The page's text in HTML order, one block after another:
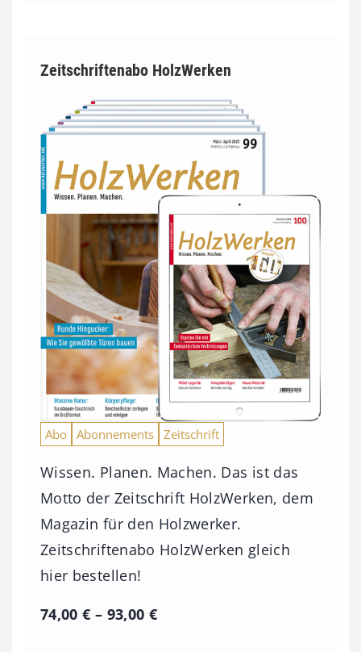
Zeitschriftenabo HolzWerken
Abo Abonnements Zeitschrift
Wissen. Planen. Machen. Das ist das
Motto der Zeitschrift HolzWerken, dem
Magazin für den Holzwerker.
Zeitschriftenabo HolzWerken gleich
hier bestellen!
74,00€ – 93,00 €P